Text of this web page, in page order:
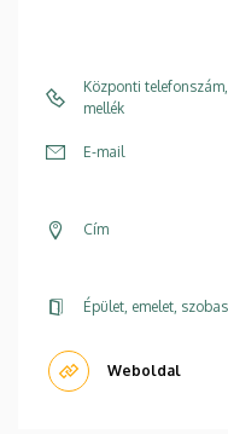
Központi telefonszám,
mellék
E-mail
Cím
Épület, emelet,
Weboldal